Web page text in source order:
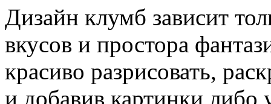
Дизайн клумб зависит
вкусов и простора
красиво разрисовать,
и добавив картинки